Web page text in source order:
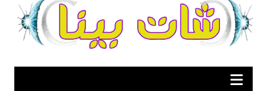
المحتوى